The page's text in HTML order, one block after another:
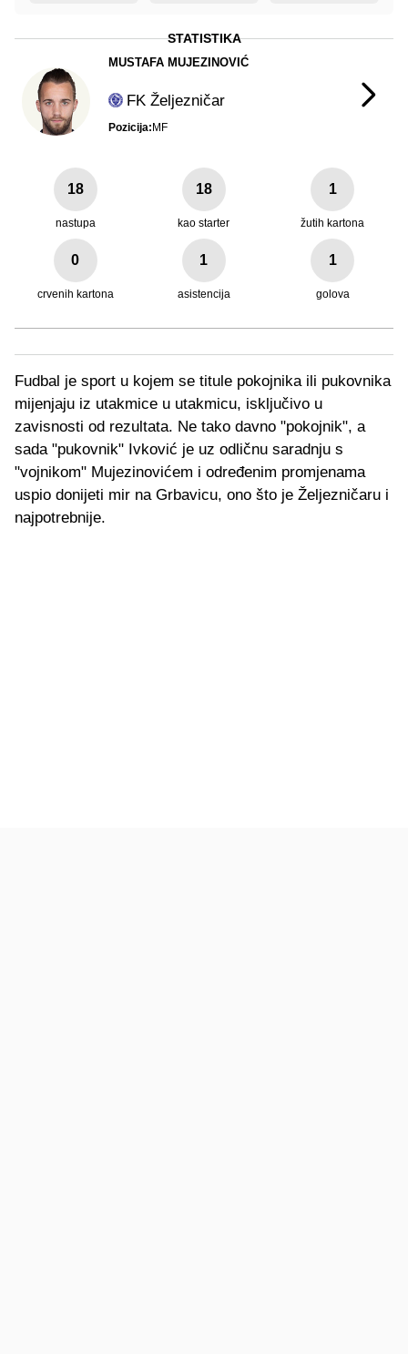
MUSTAFA MUJEZINOVIĆ
FK Željezničar
Pozicija:MF
STATISTIKA
18
nastupa
18
kao starter
1
žutih kartona
0
crvenih kartona
1
asistencija
1
golova
Fudbal je sport u kojem se titule pokojnika ili pukovnika
mijenjaju iz utakmice u utakmicu, isključivo u
zavisnosti od rezultata. Ne tako davno "pokojnik", a
sada "pukovnik" Ivković je uz odličnu saradnju s
"vojnikom" Mujezinovićem i određenim promjenama
uspio donijeti mir na Grbavicu, ono što je Željezničaru i
najpotrebnije.